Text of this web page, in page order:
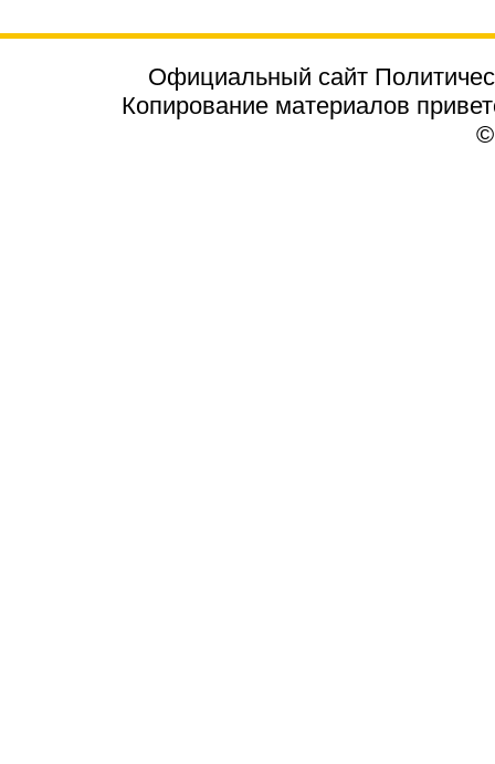
Официальный сайт
Копирование материалов
©